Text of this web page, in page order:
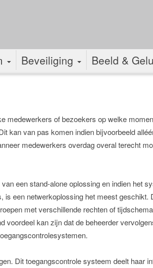
Beveiliging Beeld &
medewerkers of bezoekers op welke
kan van pas komen indien bijvoorbeeld
medewerkers overdag overal terecht
een stand-alone oplossing en indien het
is een netwerkoplossing het meest geschikt.
met verschillende rechten of
voordeel kan zijn dat de beheerder
Dit toegangscontrole systeem deelt haar